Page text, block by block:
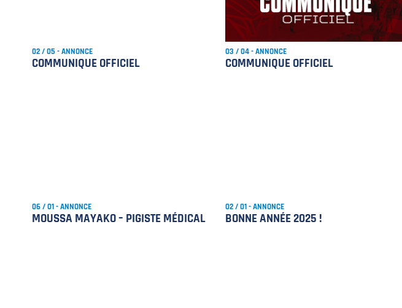
02 / 05 - ANNONCE
COMMUNIQUE OFFICIEL
03 / 04 - ANNONCE
COMMUNIQUE OFFICIEL
06 / 01 - ANNONCE
MOUSSA MAYAKO – PIGISTE MÉDICAL
02 / 01 - ANNONCE
BONNE ANNÉE 2025 !